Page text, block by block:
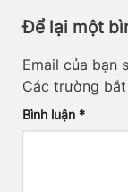
Để lại một
Email của bạn
Các trường
Bình luận *